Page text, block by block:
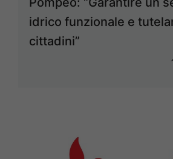
idrico funzionale e
cittadini”